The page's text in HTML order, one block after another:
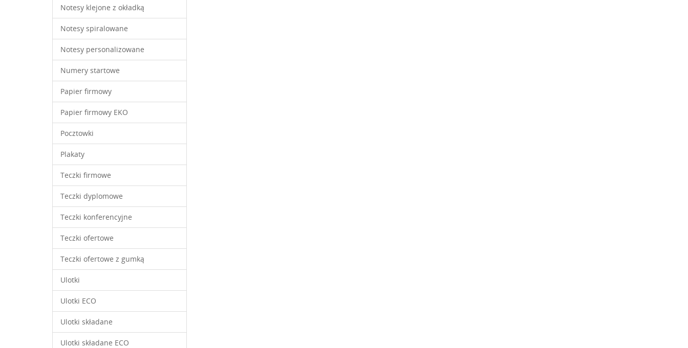
Notesy klejone z okładką
Notesy spiralowane
Notesy personalizowane
Numery startowe
Papier firmowy
Papier firmowy EKO
Pocztowki
Plakaty
Teczki firmowe
Teczki dyplomowe
Teczki konferencyjne
Teczki ofertowe
Teczki ofertowe z gumką
Ulotki
Ulotki ECO
Ulotki składane
Ulotki składane ECO